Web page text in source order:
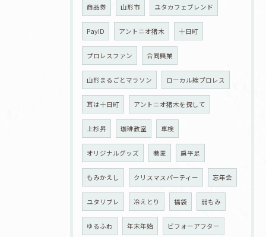
商品券 山形市 ユタカフェブレンド
PayID アントニオ猪木 十日町
プロレスファン 合同興業
山形まるごとマラソン ローカル線プロレス
耳は十日町 アントニオ猪木を探して
上杉昇 珈琲教室 車検
オリジナルグッズ 蕎麦 扁平足
もみかえし クリスマスパーティー 忘年会
ユタリブレ 冷えとり 福袋 弱もみ
ゆるふわ 年末年始 ビフォーアフター